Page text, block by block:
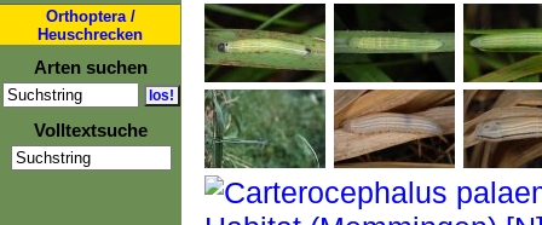
Orthoptera /
Heuschrecken
Arten suchen
Volltextsuche